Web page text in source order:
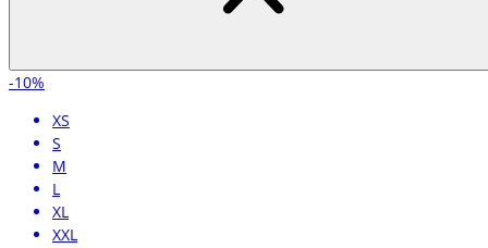
-10%
XS
S
M
L
XL
XXL